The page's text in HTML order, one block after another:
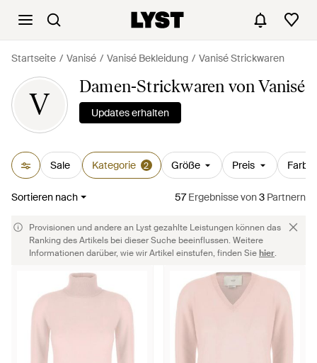
Startseite Vanisé Vanisé Bekleidung Vanisé Strickwaren
V
Damen-Strickwaren von Vanisé
Updates erhalten
Sale Kategorie 2 Größe Preis Farbe
Sortieren nach 57Ergebnissevon3 Partnern
Provisionen und andere an Lyst gezahlte Leistungen können das
Ranking des Artikels bei dieser Suche beeinflussen. Weitere
Informationen darüber, wie wir Artikel einstufen, finden Siehier.